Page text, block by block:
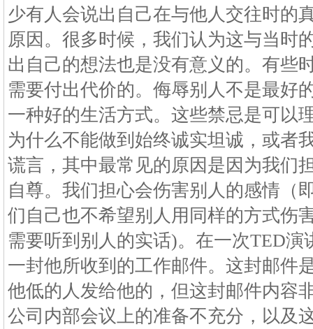
少有人会说出自己在与他人交往时的
原因。很多时候，我们认为这与当时
出自己的想法也是没有意义的。有些
需要付出代价的。侮辱别人不是最好
一种好的生活方式。这些禁忌是可以
为什么不能做到始终诚实坦诚，或者
谎言，其中最常见的原因是因为我们
自尊。我们担心会伤害别人的感情（
们自己也不希望别人用同样的方式伤
需要听到别人的实话)。在一次TED演
一封他所收到的工作邮件。这封邮件
他低的人发给他的，但这封邮件内容
公司内部会议上的准备不充分，以及